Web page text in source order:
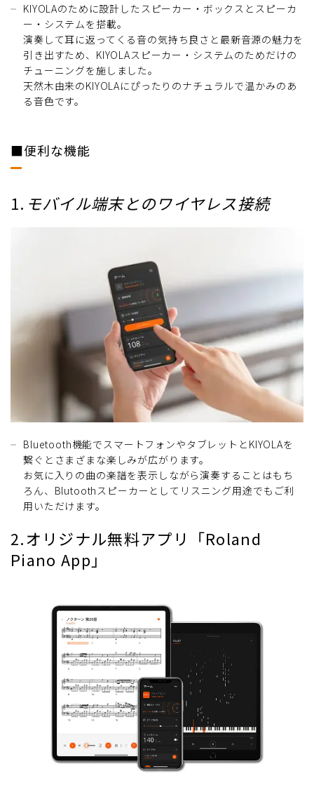
KIYOLAのために設計したスピーカー・ボックスとスピーカ
ー・システムを搭載。
演奏して耳に返ってくる音の気持ち良さと最新音源の魅力を
引き出すため、KIYOLAスピーカー・システムのためだけの
チューニングを施しました。
天然木由来のKIYOLAにぴったりのナチュラルで温かみのあ
る音色です。
■便利な機能
1. モバイル端末とのワイヤレス接続
Bluetooth機能でスマートフォンやタブレットとKIYOLAを
繋ぐとさまざまな楽しみが広がります。
お気に入りの曲の楽譜を表示しながら演奏することはもち
ろん、Blutoothスピーカーとしてリスニング用途でもご利
用いただけます。
2.オリジナル無料アプリ「Roland
Piano App」